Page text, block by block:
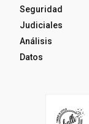
Seguridad
Judiciales
Análisis
Datos